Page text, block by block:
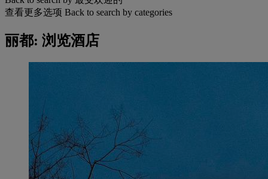
查看更多选项 Back to search by categories
丽都: 浏览酒店